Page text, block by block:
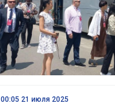
00:05 21 июля 2025